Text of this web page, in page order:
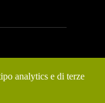
analytics e di terze